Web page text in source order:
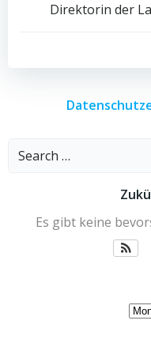
Direktorin der
Search
Es gibt keine